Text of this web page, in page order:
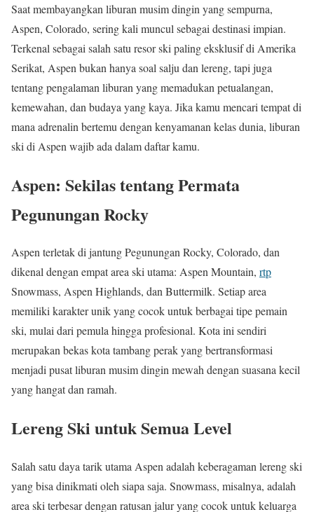
Saat membayangkan liburan musim dingin yang sempurna,
Aspen, Colorado, sering kali muncul sebagai destinasi impian.
Terkenal sebagai salah satu resor ski paling eksklusif di Amerika
Serikat, Aspen bukan hanya soal salju dan lereng, tapi juga
tentang pengalaman liburan yang memadukan petualangan,
kemewahan, dan budaya yang kaya. Jika kamu mencari tempat di
mana adrenalin bertemu dengan kenyamanan kelas dunia, liburan
ski di Aspen wajib ada dalam daftar kamu.
Aspen: Sekilas tentang Permata
Pegunungan Rocky
Aspen terletak di jantung Pegunungan Rocky, Colorado, dan
dikenal dengan empat area ski utama: Aspen Mountain, rtp
Snowmass, Aspen Highlands, dan Buttermilk. Setiap area
memiliki karakter unik yang cocok untuk berbagai tipe pemain
ski, mulai dari pemula hingga profesional. Kota ini sendiri
merupakan bekas kota tambang perak yang bertransformasi
menjadi pusat liburan musim dingin mewah dengan suasana kecil
yang hangat dan ramah.
Lereng Ski untuk Semua Level
Salah satu daya tarik utama Aspen adalah keberagaman lereng ski
yang bisa dinikmati oleh siapa saja. Snowmass, misalnya, adalah
area ski terbesar dengan ratusan jalur yang cocok untuk keluarga